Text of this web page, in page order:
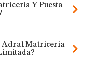
Y Puesta
Adral Matriceria